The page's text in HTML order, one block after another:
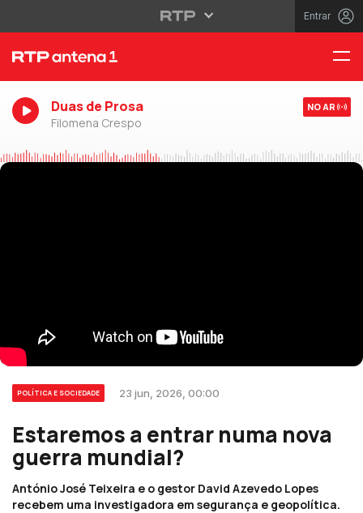
Entrar
Duas de Prosa
Filomena Crespo
NO AR
POLÍTICA E SOCIEDADE 23 jun, 2026, 00:00
Estaremos a entrar numa nova
guerra mundial?
António José Teixeira e o gestor David Azevedo Lopes
recebem uma investigadora em segurança e geopolítica.